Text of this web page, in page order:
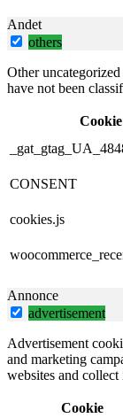
Andet
others
Other
have not been
Cookie
CONSENT
cookies.js
Annonce
advertisement
Advertisement
and marketing
websites and
Cookie